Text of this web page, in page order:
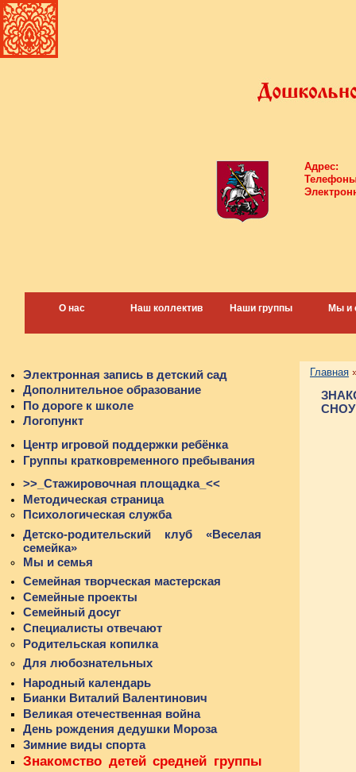
Адрес:
О нас Наш коллектив Наши группы Мы и
Электронная запись в детский сад
Дополнительное образование
По дороге к школе
Логопункт
Центр игровой поддержки ребёнка
Группы кратковременного пребывания
>>_Стажировочная площадка_<<
Методическая страница
Психологическая служба
Детско-родительский клуб «Веселая
семейка»
Мы и семья
Семейная творческая мастерская
Семейные проекты
Семейный досуг
Специалисты отвечают
Родительская копилка
Для любознательных
Народный календарь
Бианки Виталий Валентинович
Великая отечественная война
День рождения дедушки Мороза
Зимние виды спорта
Знакомство детей средней группы
Главная